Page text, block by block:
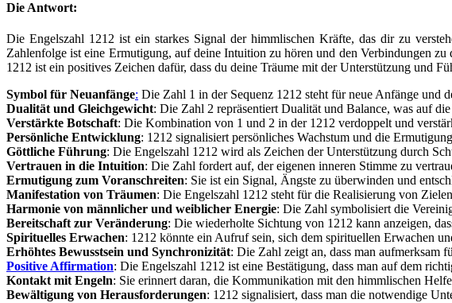
Die Antwort:
Die Engelszahl 1212 ist ein starkes Signal der himmlischen Kräfte, das dir zu
Zahlenfolge ist eine Ermutigung, auf deine Intuition zu hören und den Verbindungen
1212 ist ein positives Zeichen dafür, dass du deine Träume mit der Unterstützung und
Symbol für Neuanfänge: Die Zahl 1 in der Sequenz 1212 steht für neue Anfänge und
Dualität und Gleichgewicht: Die Zahl 2 repräsentiert Dualität und Balance, was auf die
Verstärkte Botschaft: Die Kombination von 1 und 2 in der 1212 verdoppelt und
Persönliche Entwicklung: 1212 signalisiert persönliches Wachstum und die
Göttliche Führung: Die Engelszahl 1212 wird als Zeichen der Unterstützung durch
Vertrauen in die Intuition: Die Zahl fordert auf, der eigenen inneren Stimme zu
Ermutigung zum Voranschreiten: Sie ist ein Signal, Ängste zu überwinden und
Manifestation von Träumen: Die Engelszahl 1212 steht für die Realisierung von
Harmonie von männlicher und weiblicher Energie: Die Zahl symbolisiert die
Bereitschaft zur Veränderung: Die wiederholte Sichtung von 1212 kann anzeigen,
Spirituelles Erwachen: 1212 könnte ein Aufruf sein, sich dem spirituellen Erwachen
Erhöhtes Bewusstsein und Synchronizität: Die Zahl zeigt an, dass man aufmerksam
Positive Affirmation: Die Engelszahl 1212 ist eine Bestätigung, dass man auf dem
Kontakt mit Engeln: Sie erinnert daran, die Kommunikation mit den himmlischen
Bewältigung von Herausforderungen: 1212 signalisiert, dass man die notwendige